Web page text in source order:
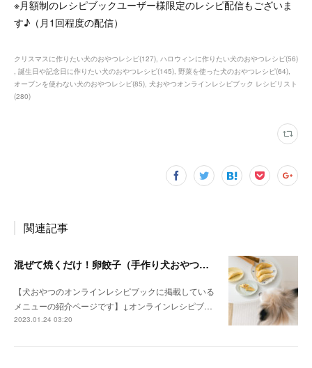
※月額制のレシピブックユーザー様限定のレシピ配信もございま
す♪（月1回程度の配信）
クリスマスに作りたい犬のおやつレシピ(127) ハロウィンに作りたい犬のおやつレシピ(56)
誕生日や記念日に作りたい犬のおやつレシピ(145) 野菜を使った犬のおやつレシピ(64)
オーブンを使わない犬のおやつレシピ(85) 犬おやつオンラインレシピブック レシピリスト
(280)
関連記事
混ぜて焼くだけ！卵餃子（手作り犬おやつレシピ）
【犬おやつのオンラインレシピブックに掲載している
メニューの紹介ページです】↓オンラインレシピブ…
2023.01.24 03:20